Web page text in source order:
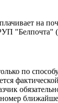
на
"Белпочта"
по